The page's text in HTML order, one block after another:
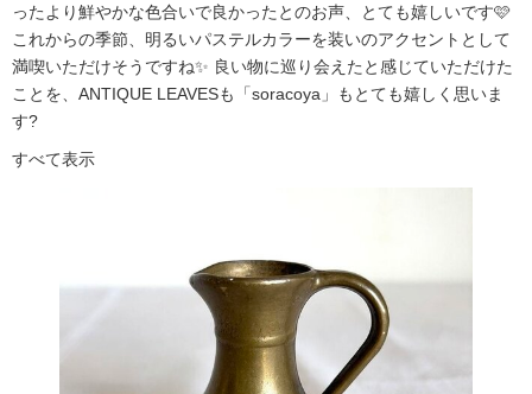
ったより鮮やかな色合いで良かったとのお声、とても嬉しいです🩷
これからの季節、明るいパステルカラーを装いのアクセントとして
満喫いただけそうですね✨ 良い物に巡り会えたと感じていただけた
ことを、ANTIQUE LEAVESも「soracoya」もとても嬉しく思いま
す?️
すべて表示